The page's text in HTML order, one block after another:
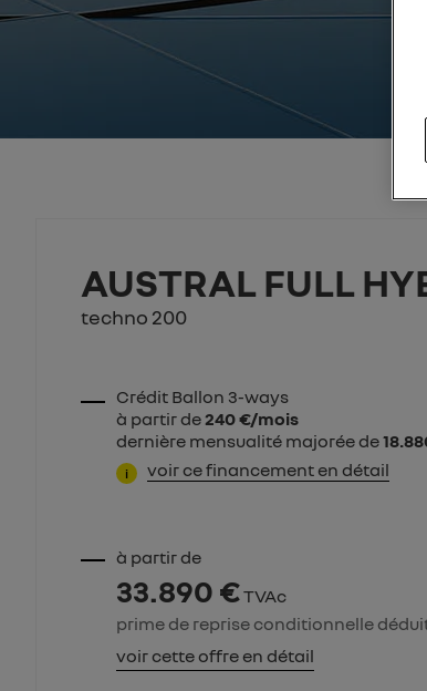
AUSTRAL FULL
techno 200
Crédit Ballon 3-ways
à partir de240 €/mois
dernière mensualité majorée de
i voir ce financement en détail
à partir de
33.890 €TVAc
prime de reprise conditionnelle
voir cette offre en détail